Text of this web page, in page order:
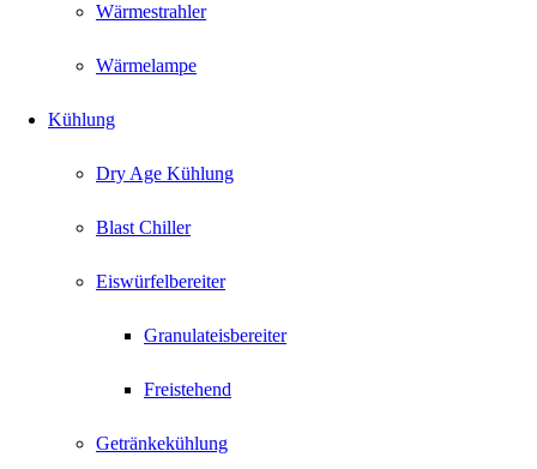
Wärmestrahler
Wärmelampe
Kühlung
Dry Age Kühlung
Blast Chiller
Eiswürfelbereiter
Granulateisbereiter
Freistehend
Getränkekühlung